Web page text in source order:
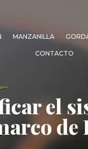
MANZANILLA
CONTACTO
el
de